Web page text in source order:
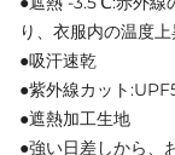
り、衣服内の温度上
●吸汗速乾
●紫外線カット
●遮熱加工生地
●強い日差しから、